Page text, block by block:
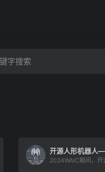
开源人形机器人